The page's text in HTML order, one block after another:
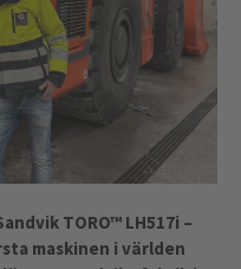
TORO™ LH517i –
maskinen i världen